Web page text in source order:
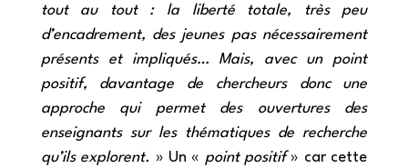
tout au tout : la liberté totale, très peu
d’encadrement, des jeunes pas nécessairement
présents et impliqués… Mais, avec un point
positif, davantage de chercheurs donc une
approche qui permet des ouvertures des
enseignants sur les thématiques de recherche
qu’ils explorent. » Un « point positif» car cette